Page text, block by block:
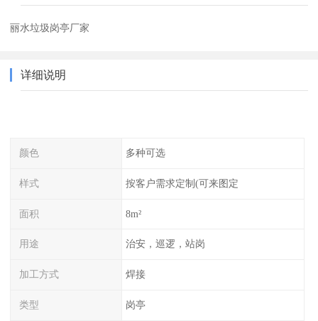
丽水垃圾岗亭厂家
详细说明
颜色 多种可选
样式 按客户需求定制(可来图定
面积 8m²
用途 治安，巡逻，站岗
加工方式 焊接
类型 岗亭